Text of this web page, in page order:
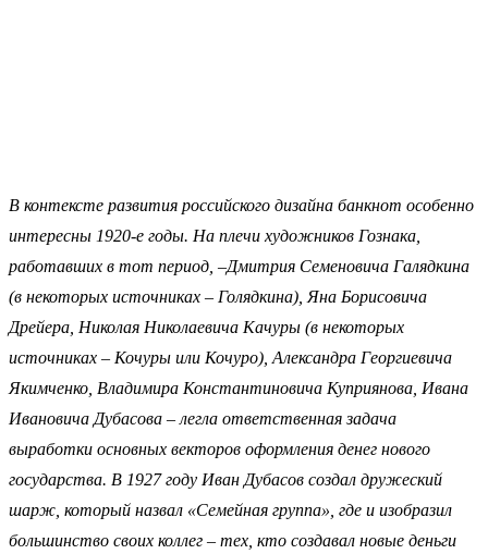
В контексте развития российского дизайна банкнот особенно
интересны 1920-е годы. На плечи художников Гознака,
работавших в тот период, –Дмитрия Семеновича Галядкина
(в некоторых источниках – Голядкина), Яна Борисовича
Дрейера, Николая Николаевича Качуры (в некоторых
источниках – Кочуры или Кочуро), Александра Георгиевича
Якимченко, Владимира Константиновича Куприянова, Ивана
Ивановича Дубасова – легла ответственная задача
выработки основных векторов оформления денег нового
государства. В 1927 году Иван Дубасов создал дружеский
шарж, который назвал «Семейная группа», где и изобразил
большинство своих коллег – тех, кто создавал новые деньги